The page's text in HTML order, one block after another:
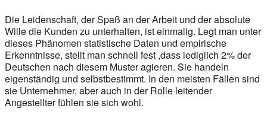
Die Leidenschaft, der Spaß an der Arbeit und der absolute
Wille die Kunden zu unterhalten, ist einmalig. Legt man unter
dieses Phänomen statistische Daten und empirische
Erkenntnisse, stellt man schnell fest ,dass lediglich 2% der
Deutschen nach diesem Muster agieren. Sie handeln
eigenständig und selbstbestimmt. In den meisten Fällen sind
sie Unternehmer, aber auch in der Rolle leitender
Angestellter fühlen sie sich wohl.